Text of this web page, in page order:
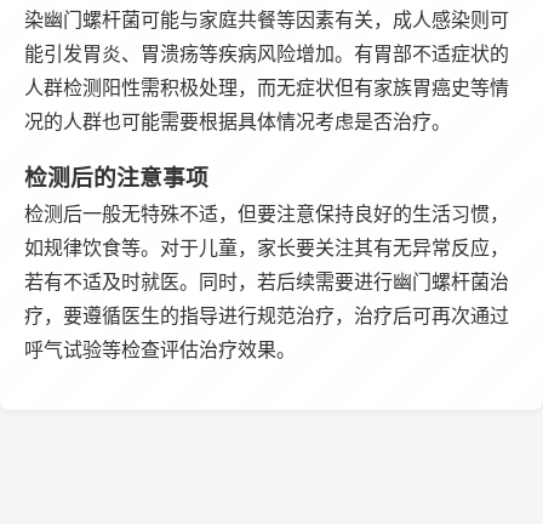
染幽门螺杆菌可能与家庭共餐等因素有关，成人感染则可
能引发胃炎、胃溃疡等疾病风险增加。有胃部不适症状的
人群检测阳性需积极处理，而无症状但有家族胃癌史等情
况的人群也可能需要根据具体情况考虑是否治疗。
检测后的注意事项
检测后一般无特殊不适，但要注意保持良好的生活习惯，
如规律饮食等。对于儿童，家长要关注其有无异常反应，
若有不适及时就医。同时，若后续需要进行幽门螺杆菌治
疗，要遵循医生的指导进行规范治疗，治疗后可再次通过
呼气试验等检查评估治疗效果。